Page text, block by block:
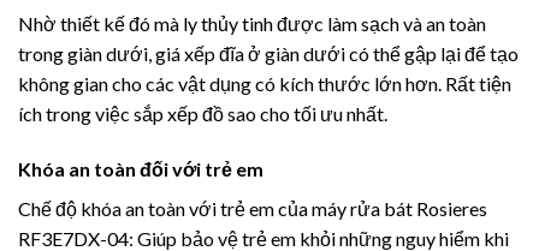
Nhờ thiết kế đó mà ly thủy tinh được làm sạch và an toàn
trong giàn dưới, giá xếp đĩa ở giàn dưới có thể gập lại để tạo
không gian cho các vật dụng có kích thước lớn hơn. Rất tiện
ích trong việc sắp xếp đồ sao cho tối ưu nhất.
Khóa an toàn đối với trẻ em
Chế độ khóa an toàn với trẻ em của máy rửa bát Rosieres
RF3E7DX-04: Giúp bảo vệ trẻ em khỏi những nguy hiểm khi